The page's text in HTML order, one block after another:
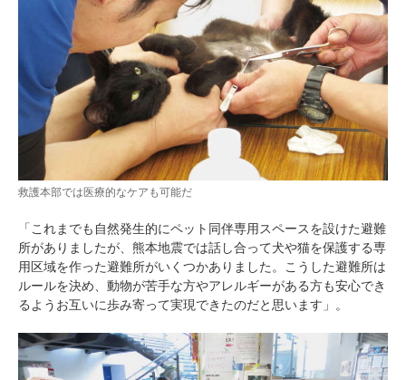
救護本部では医療的なケアも可能だ
「これまでも自然発生的にペット同伴専用スペースを設けた避難
所がありましたが、熊本地震では話し合って犬や猫を保護する専
用区域を作った避難所がいくつかありました。こうした避難所は
ルールを決め、動物が苦手な方やアレルギーがある方も安心でき
るようお互いに歩み寄って実現できたのだと思います」。